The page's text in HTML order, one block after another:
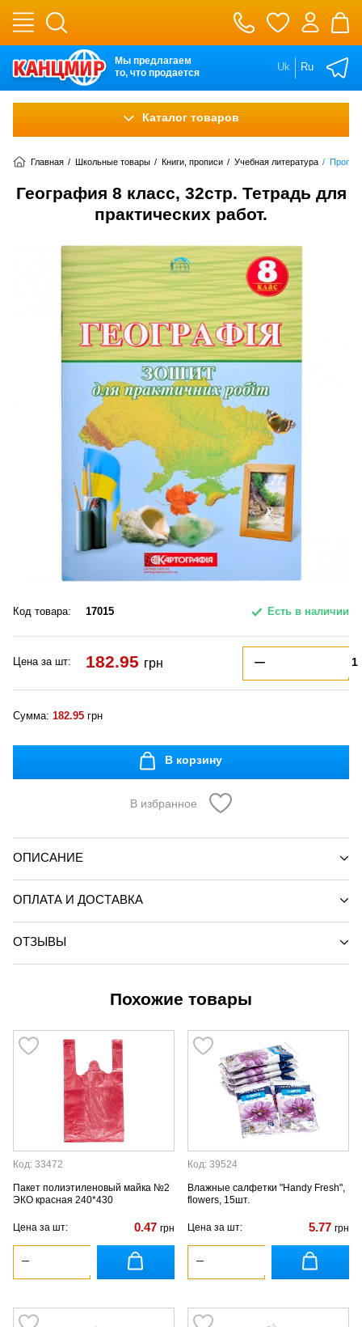
Мы предлагаем
то, что продается
Uk Ru
Каталог товаров
Главная / Школьные товары / Книги, прописи / Учебная литература /
География 8 класс, 32стр. Тетрадь для
практических работ.
Код товара: 17015 Есть в наличии
Цена за шт: 182.95 грн
Сумма: 182.95 грн
В корзину
В избранное
ОПИСАНИЕ
ОПЛАТА И ДОСТАВКА
ОТЗЫВЫ
Похожие товары
Код: 33472
Пакет полиэтиленовый майка №2
ЭКО красная 240*430
Цена за шт: 0.47 грн
Код: 39524
Влажные салфетки "Handy Fresh",
flowers, 15шт.
Цена за шт: 5.77 грн